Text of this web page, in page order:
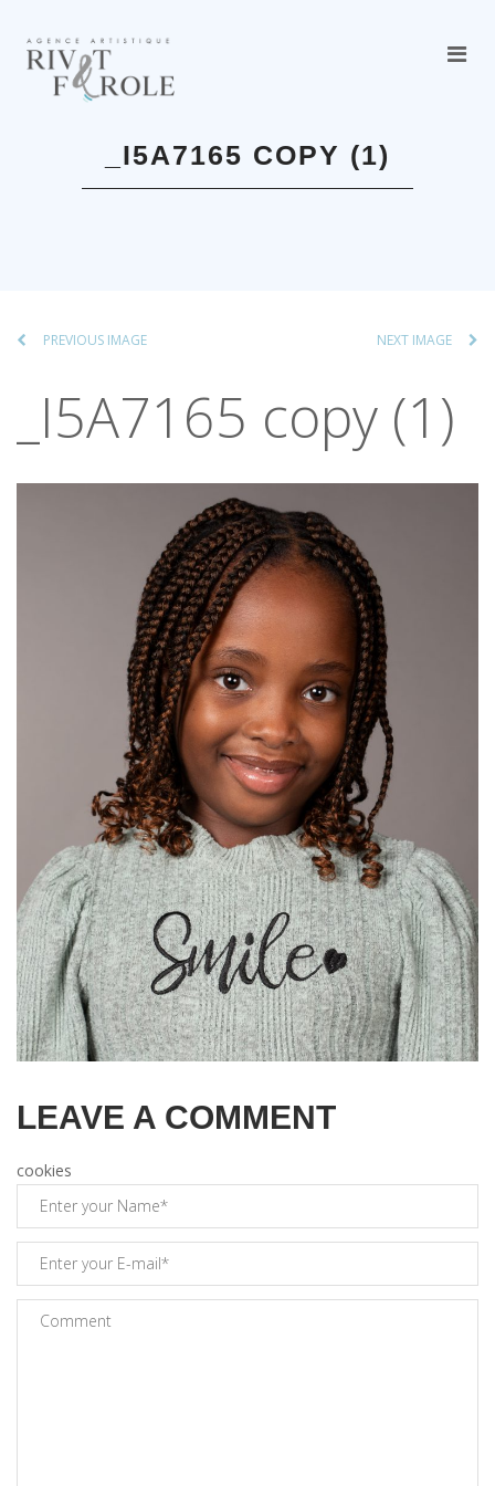
_I5A7165 COPY (1)
PREVIOUS IMAGE NEXT IMAGE
_I5A7165 copy (1)
LEAVE A COMMENT
cookies